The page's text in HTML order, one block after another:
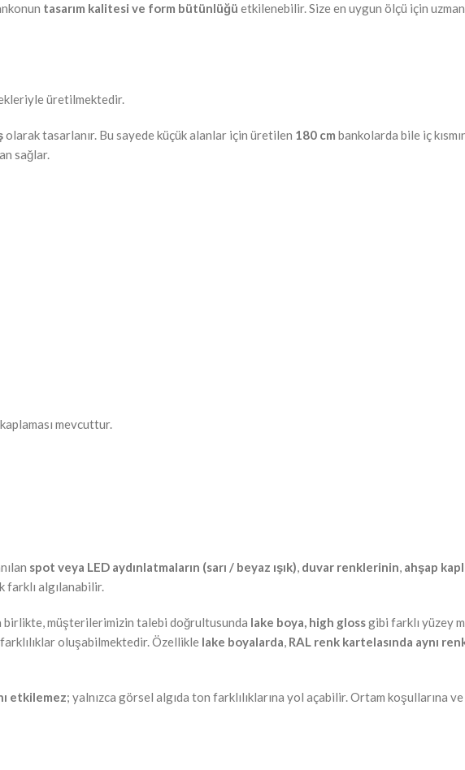
tasarım kalitesi ve form bütünlüğü etkilenebilir. Size en uygun ölçü için
üretilmektedir.
olarak tasarlanır. Bu sayede küçük alanlar için üretilen 180 cm bankolarda bile iç
sağlar.
mevcuttur.
spot veya LED aydınlatmaların (sarı / beyaz ışık), duvar renklerinin, ahşap
farklı algılanabilir.
birlikte, müşterilerimizin talebi doğrultusunda lake boya, high glossgibi farklı yüzey
oluşabilmektedir. Özellikle lake boyalarda, RAL renk kartelasında aynı
etkilemez; yalnızca görsel algıda ton farklılıklarına yol açabilir. Ortam koşullarına